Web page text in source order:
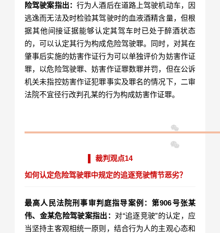
险驾驶案指出： 行为人酒后在道路上驾驶机动车，因
逃逸而无法及时检验其驾驶时的血液酒精含量，但根
据其他间接证据能够认定其驾车时已处于醉酒状态
的，可以认定其行为构成危险驾驶罪。同时，对其在
肇事后实施的妨害作证行为可以单独评价为妨害作证
罪，以危险驾驶罪、妨害作证罪数罪并罚，但在公诉
机关未指控妨害作证犯罪事实及罪名的情况下，二审
法院不宜径行改判孔某的行为构成妨害作证罪。
▌ 裁判观点14
如何认定危险驾驶罪中规定的追逐竞驶情节恶劣？
最高人民法院刑事审判庭指导案例：第906号张某
伟、金某危险驾驶案指出： 对“追逐竞驶”的认定，应
当坚持主客观相统一原则，结合行为人的主观心态和